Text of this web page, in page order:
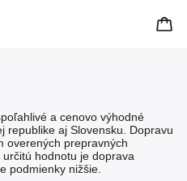
a cenovo výhodné
republike aj Slovensku. Dopravu
overených prepravných
hodnotu je doprava
podmienky nižšie.